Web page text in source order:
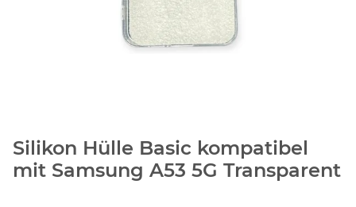
Silikon Hülle Basic kompatibel
mit Samsung A53 5G Transparent